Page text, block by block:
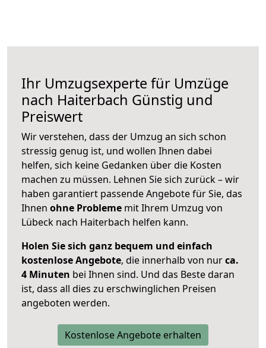
Ihr Umzugsexperte für Umzüge
nach Haiterbach Günstig und
Preiswert
Wir verstehen, dass der Umzug an sich schon
stressig genug ist, und wollen Ihnen dabei
helfen, sich keine Gedanken über die Kosten
machen zu müssen. Lehnen Sie sich zurück – wir
haben garantiert passende Angebote für Sie, das
Ihnen ohne Probleme mit Ihrem Umzug von
Lübeck nach Haiterbach helfen kann.
Holen Sie sich ganz bequem und einfach
kostenlose Angebote, die innerhalb von nurca.
4 Minuten bei Ihnen sind. Und das Beste daran
ist, dass all dies zu erschwinglichen Preisen
angeboten werden.
Kostenlose Angebote erhalten